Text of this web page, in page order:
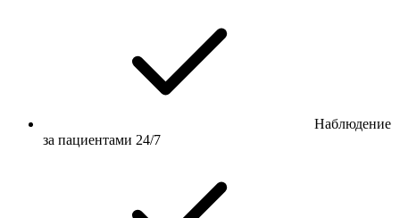
Наблюдение
за пациентами 24/7